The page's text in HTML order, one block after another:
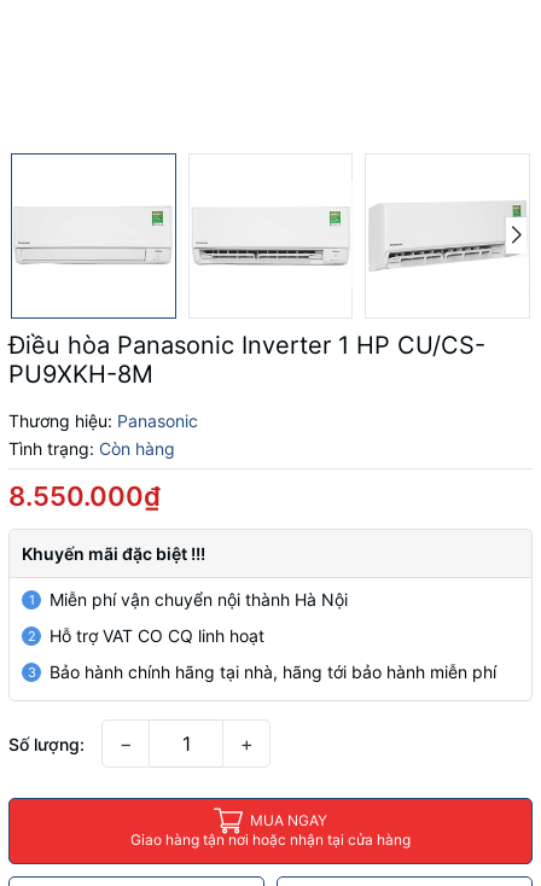
Điều hòa Panasonic Inverter 1 HP CU/CS-
PU9XKH-8M
Thương hiệu: Panasonic
Tình trạng: Còn hàng
8.550.000₫
Khuyến mãi đặc biệt !!!
1 Miễn phí vận chuyển nội thành Hà Nội
2 Hỗ trợ VAT CO CQ linh hoạt
3 Bảo hành chính hãng tại nhà, hãng tới bảo hành miễn phí
Số lượng: − +
MUA NGAY
Giao hàng tận nơi hoặc nhận tại cửa hàng